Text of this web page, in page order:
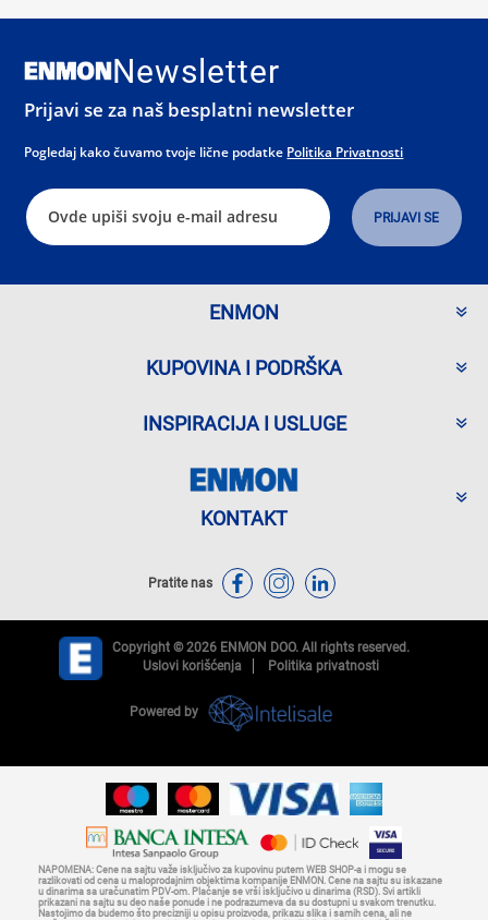
Newsletter
Prijavi se za naš besplatni newsletter
Pogledaj kako čuvamo tvoje lične podatke Politika Privatnosti
ENMON
KUPOVINA I PODRŠKA
INSPIRACIJA I USLUGE
KONTAKT
Pratite nas
Copyright © 2026 ENMON DOO. All rights reserved.
Uslovi korišćenja
Politika privatnosti
Powered by
NAPOMENA: Cene na sajtu važe isključivo za kupovinu putem WEB SHOP-a i mogu se
razlikovati od cena u maloprodajnim objektima kompanije ENMON. Cene na sajtu su iskazane
u dinarima sa uračunatim PDV-om. Plaćanje se vrši isključivo u dinarima (RSD). Svi artikli
prikazani na sajtu su deo naše ponude i ne podrazumeva da su dostupni u svakom trenutku.
Nastojimo da budemo što precizniji u opisu proizvoda, prikazu slika i samih cena, ali ne